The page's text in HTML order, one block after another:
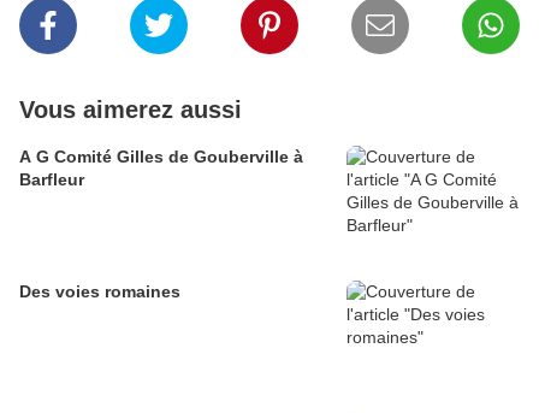
Vous aimerez aussi
A G Comité Gilles de Gouberville à
Barfleur
Des voies romaines